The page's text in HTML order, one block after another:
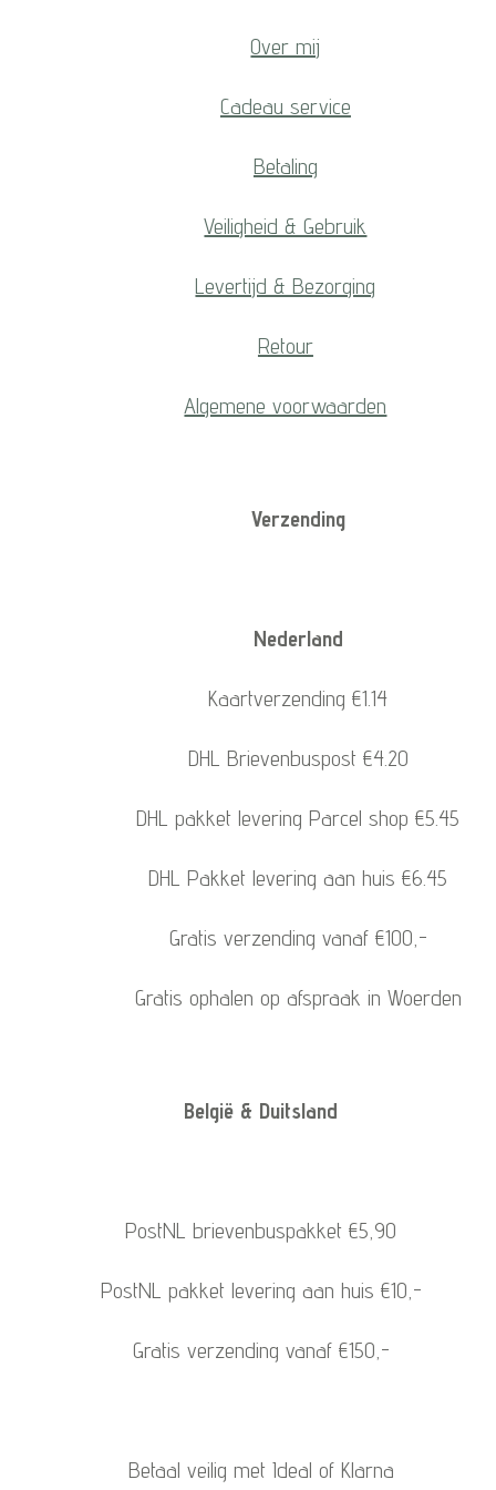
Over mij
Cadeau service
Betaling
Veiligheid & Gebruik
Levertijd & Bezorging
Retour
Algemene voorwaarden
Verzending
Nederland
Kaartverzending €1.14
DHL Brievenbuspost €4.20
DHL pakket levering Parcel shop €5.45
DHL Pakket levering aan huis €6.45
Gratis verzending vanaf €100,-
Gratis ophalen op afspraak in Woerden
België & Duitsland
PostNL brievenbuspakket €5,90
PostNL pakket levering aan huis €10,-
Gratis verzending vanaf €150,-
Betaal veilig met Ideal of Klarna